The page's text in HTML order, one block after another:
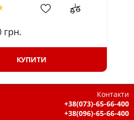
грн.
КУПИТИ
Контакти
+38(073)-65-66-400
+38(096)-65-66-400